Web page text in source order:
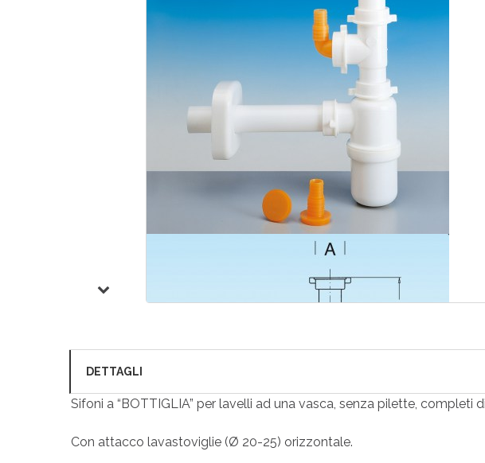
SIFONI PER
SANITARI DISABILI
DETTAGLI
Sifoni a “BOTTIGLIA” per lavelli ad una vasca, senza pilette, completi
Con attacco lavastoviglie (Ø 20-25) orizzontale.